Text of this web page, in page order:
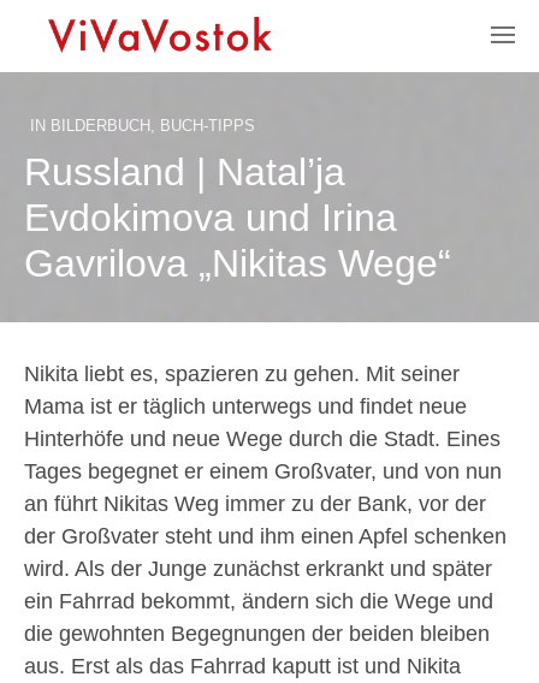
IN BILDERBUCH , BUCH-TIPPS
Russland | Natal’ja
Evdokimova und Irina
Gavrilova „Nikitas Wege“
Nikita liebt es, spazieren zu gehen. Mit seiner
Mama ist er täglich unterwegs und findet neue
Hinterhöfe und neue Wege durch die Stadt. Eines
Tages begegnet er einem Großvater, und von nun
an führt Nikitas Weg immer zu der Bank, vor der
der Großvater steht und ihm einen Apfel schenken
wird. Als der Junge zunächst erkrankt und später
ein Fahrrad bekommt, ändern sich die Wege und
die gewohnten Begegnungen der beiden bleiben
aus. Erst als das Fahrrad kaputt ist und Nikita